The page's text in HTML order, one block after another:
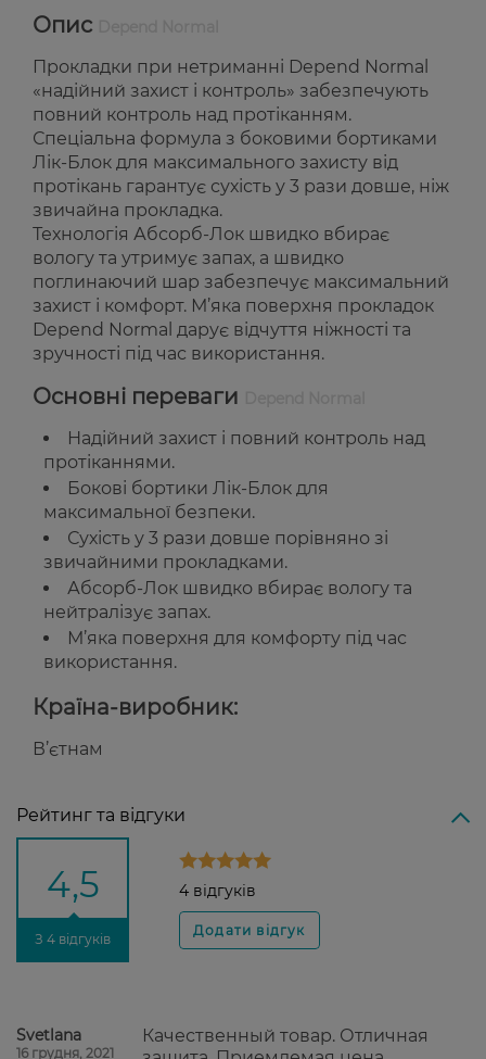
Опис
Прокладки при нетриманні Depend Normal
«надійний захист і контроль» забезпечують
повний контроль над протіканням.
Спеціальна формула з боковими бортиками
Лік-Блок для максимального захисту від
протікань гарантує сухість у 3 рази довше, ніж
звичайна прокладка.
Технологія Абсорб-Лок швидко вбирає
вологу та утримує запах, а швидко
поглинаючий шар забезпечує максимальний
захист і комфорт. М’яка поверхня прокладок
Depend Normal дарує відчуття ніжності та
зручності під час використання.
Основні переваги
Надійний захист і повний контроль над
протіканнями.
Бокові бортики Лік-Блок для
максимальної безпеки.
Сухість у 3 рази довше порівняно зі
звичайними прокладками.
Абсорб-Лок швидко вбирає вологу та
нейтралізує запах.
М’яка поверхня для комфорту під час
використання.
Країна-виробник:
В’єтнам
Рейтинг та відгуки
4,5
З 4 відгуків
4 відгуків
Svetlana
16 грудня, 2021
Качественный товар. Отличная